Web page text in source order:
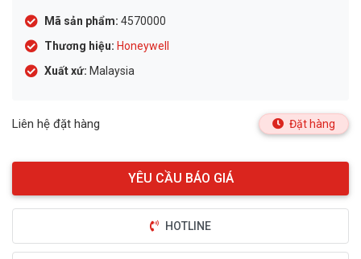
Mã sản phẩm: 4570000
Thương hiệu: Honeywell
Xuất xứ: Malaysia
Liên hệ đặt hàng Đặt hàng
HOTLINE